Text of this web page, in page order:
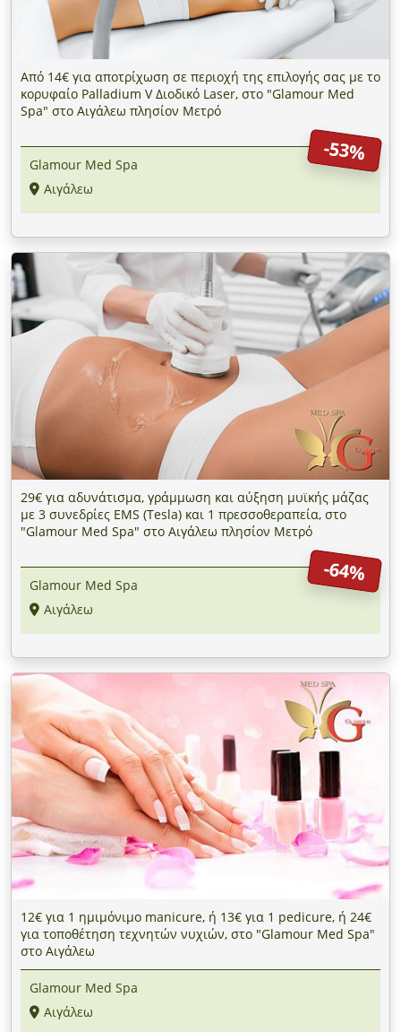
Από 14€ για αποτρίχωση σε περιοχή της επιλογής σας με το
κορυφαίο Palladium V Διοδικό Laser, στο "Glamour Med
Spa" στο Αιγάλεω πλησίον Μετρό
-53%
Glamour Med Spa
Αιγάλεω
29€ για αδυνάτισμα, γράμμωση και αύξηση μυϊκής μάζας
με 3 συνεδρίες EMS (Tesla) και 1 πρεσσοθεραπεία, στο
"Glamour Med Spa" στο Αιγάλεω πλησίον Μετρό
-64%
Glamour Med Spa
Αιγάλεω
12€ για 1 ημιμόνιμο manicure, ή 13€ για 1 pedicure, ή 24€
για τοποθέτηση τεχνητών νυχιών, στο "Glamour Med Spa"
στο Αιγάλεω
Glamour Med Spa
Αιγάλεω